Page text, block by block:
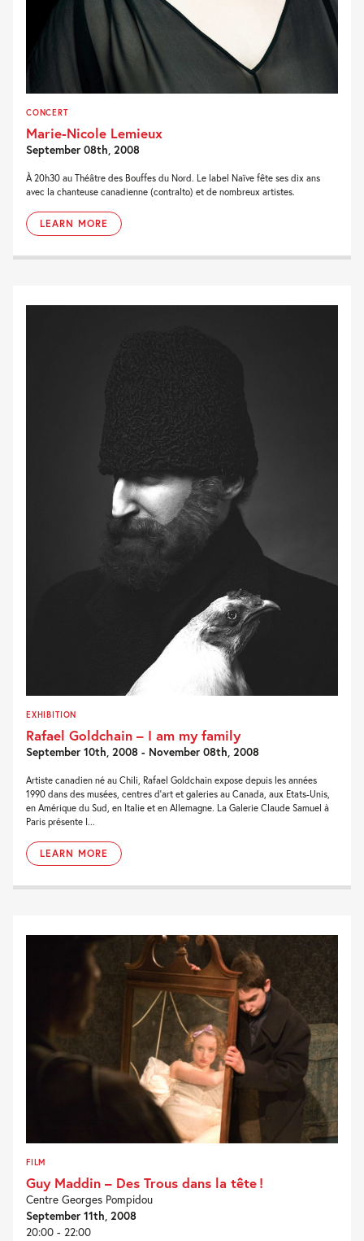
CONCERT
Marie-Nicole Lemieux
September 08th, 2008
À 20h30 au Théâtre des Bouffes du Nord. Le label Naïve fête ses dix ans
avec la chanteuse canadienne (contralto) et de nombreux artistes.
LEARN MORE
EXHIBITION
Rafael Goldchain – I am my family
September 10th, 2008 - November 08th, 2008
Artiste canadien né au Chili, Rafael Goldchain expose depuis les années
1990 dans des musées, centres d’art et galeries au Canada, aux Etats-Unis,
en Amérique du Sud, en Italie et en Allemagne. La Galerie Claude Samuel à
Paris présente I...
LEARN MORE
FILM
Guy Maddin – Des Trous dans la tête !
Centre Georges Pompidou
September 11th, 2008
20:00 - 22:00